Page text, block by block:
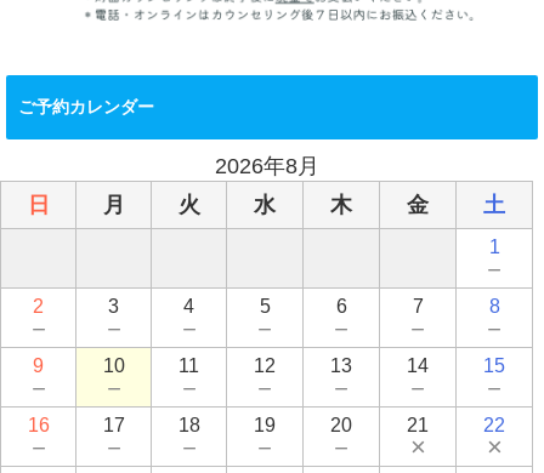
ご予約カレンダー
2026年8月
日
月 火 水 木 金 土
1
－
2
－
3
－
4
－
5
－
6
－
7
－
8
－
9
－
10
－
11
－
12
－
13
－
14
－
15
－
16
－
17
－
18
－
19
－
20
－
21
×
22
×